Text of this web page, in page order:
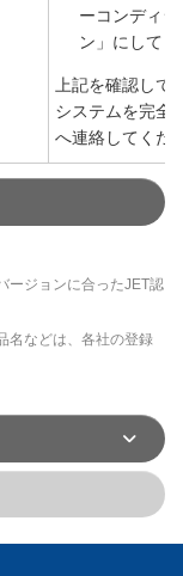
ーコンディ
ン」にして
上記を確認し
システムを完全
へ連絡してくだ
ージョンに合ったJET認
名などは、各社の登録